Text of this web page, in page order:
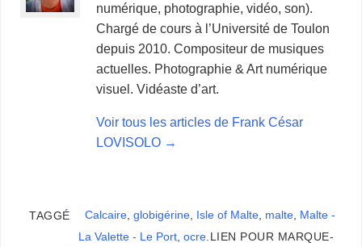
numérique, photographie, vidéo, son).
Chargé de cours à l’Université de Toulon
depuis 2010. Compositeur de musiques
actuelles. Photographie & Art numérique
visuel. Vidéaste d’art.
Voir tous les articles de Frank César
LOVISOLO →
TAGGÉ Calcaire, globigérine, Isle of Malte, malte,
Malte -
La Valette - Le Port, ocre.
LIEN POUR MARQUE-